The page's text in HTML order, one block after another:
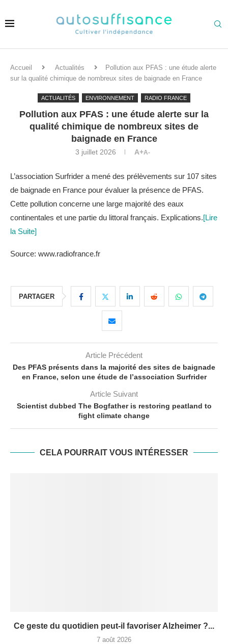
Accueil Actualités
Pollution aux PFAS : une étude alerte
sur la qualité chimique de nombreux sites de baignade en France
ACTUALITÉS ENVIRONNEMENT RADIO FRANCE
Pollution aux PFAS : une étude alerte sur la
qualité chimique de nombreux sites de
baignade en France
3 juillet 2026 A+A-
L’association Surfrider a mené des prélèvements sur 107 sites
de baignade en France pour évaluer la présence de PFAS.
Cette pollution concerne une large majorité des eaux
continentales et une partie du littoral français. Explications.[Lire
la Suite]
Source: www.radiofrance.fr
PARTAGER
Article Précédent
Des PFAS présents dans la majorité des sites de baignade
en France, selon une étude de l’association Surfrider
Article Suivant
Scientist dubbed The Bogfather is restoring peatland to
fight climate change
CELA POURRAIT VOUS INTÉRESSER
Ce geste du quotidien peut-il favoriser Alzheimer ?...
7 août 2026